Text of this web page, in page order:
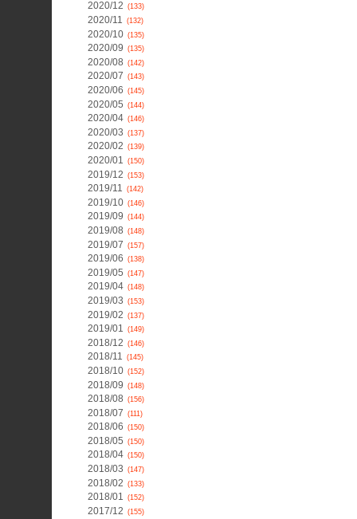
2020/12 (133)
2020/11 (132)
2020/10 (135)
2020/09 (135)
2020/08 (142)
2020/07 (143)
2020/06 (145)
2020/05 (144)
2020/04 (146)
2020/03 (137)
2020/02 (139)
2020/01 (150)
2019/12 (153)
2019/11 (142)
2019/10 (146)
2019/09 (144)
2019/08 (148)
2019/07 (157)
2019/06 (138)
2019/05 (147)
2019/04 (148)
2019/03 (153)
2019/02 (137)
2019/01 (149)
2018/12 (146)
2018/11 (145)
2018/10 (152)
2018/09 (148)
2018/08 (156)
2018/07 (111)
2018/06 (150)
2018/05 (150)
2018/04 (150)
2018/03 (147)
2018/02 (133)
2018/01 (152)
2017/12 (155)